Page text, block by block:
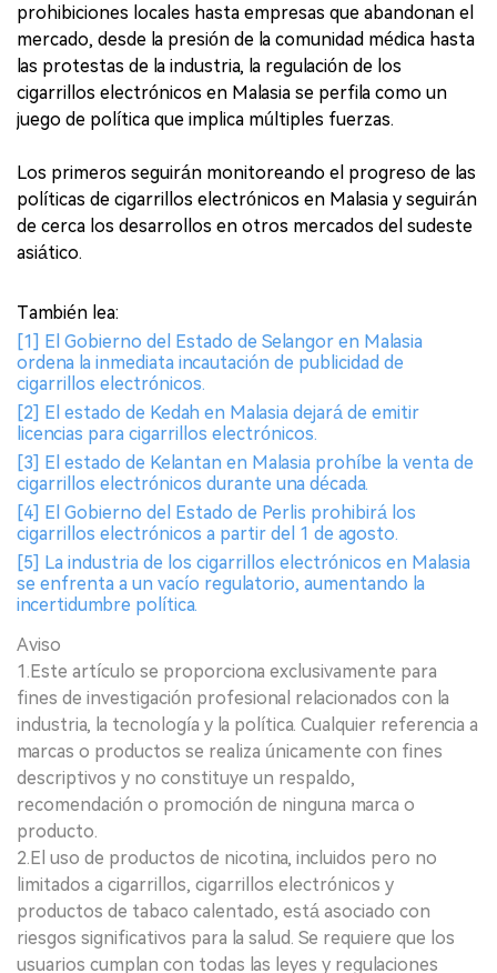
prohibiciones locales hasta empresas que abandonan el
mercado, desde la presión de la comunidad médica hasta
las protestas de la industria, la regulación de los
cigarrillos electrónicos en Malasia se perfila como un
juego de política que implica múltiples fuerzas.
Los primeros seguirán monitoreando el progreso de las
políticas de cigarrillos electrónicos en Malasia y seguirán
de cerca los desarrollos en otros mercados del sudeste
asiático.
También lea:
[1] El Gobierno del Estado de Selangor en Malasia
ordena la inmediata incautación de publicidad de
cigarrillos electrónicos.
[2] El estado de Kedah en Malasia dejará de emitir
licencias para cigarrillos electrónicos.
[3] El estado de Kelantan en Malasia prohíbe la venta de
cigarrillos electrónicos durante una década.
[4] El Gobierno del Estado de Perlis prohibirá los
cigarrillos electrónicos a partir del 1 de agosto.
[5] La industria de los cigarrillos electrónicos en Malasia
se enfrenta a un vacío regulatorio, aumentando la
incertidumbre política.
Aviso
1.Este artículo se proporciona exclusivamente para
fines de investigación profesional relacionados con la
industria, la tecnología y la política. Cualquier referencia a
marcas o productos se realiza únicamente con fines
descriptivos y no constituye un respaldo,
recomendación o promoción de ninguna marca o
producto.
2.El uso de productos de nicotina, incluidos pero no
limitados a cigarrillos, cigarrillos electrónicos y
productos de tabaco calentado, está asociado con
riesgos significativos para la salud. Se requiere que los
usuarios cumplan con todas las leyes y regulaciones